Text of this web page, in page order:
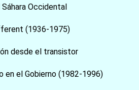
Occidental
(1936-1975)
desde el transistor
en el Gobierno (1982-1996)